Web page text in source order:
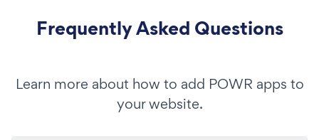
Frequently Asked Questions
Learn more about how to add POWR apps to
your website.